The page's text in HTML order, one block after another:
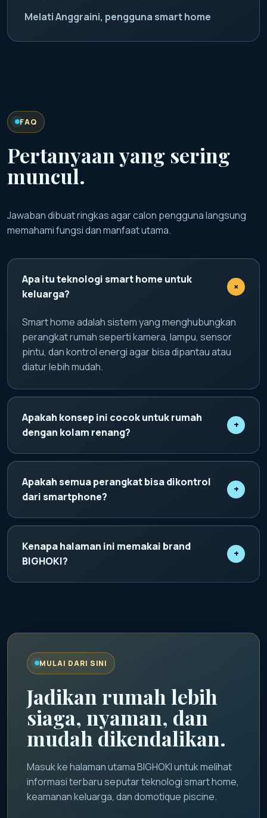
Melati Anggraini, pengguna smart home
FAQ
Pertanyaan yang sering
muncul.
Jawaban dibuat ringkas agar calon pengguna langsung
memahami fungsi dan manfaat utama.
Apa itu teknologi smart home untuk
keluarga?
+
Smart home adalah sistem yang menghubungkan
perangkat rumah seperti kamera, lampu, sensor
pintu, dan kontrol energi agar bisa dipantau atau
diatur lebih mudah.
Apakah konsep ini cocok untuk rumah
dengan kolam renang?
+
Ya. Konsep domotique piscine membantu pemilik
rumah memantau area kolam, pencahayaan, suhu,
dan kondisi air secara lebih praktis.
Apakah semua perangkat bisa dikontrol
dari smartphone?
+
Perangkat yang kompatibel dapat disatukan dalam
satu kontrol digital, sehingga pengguna bisa
memantau status rumah dan mengatur skenario
otomatis dari smartphone.
Kenapa halaman ini memakai brand
BIGHOKI?
+
modern.
MULAI DARI SINI
Jadikan rumah lebih
siaga, nyaman, dan
mudah dikendalikan.
Masuk ke halaman utama BIGHOKI untuk melihat
informasi terbaru seputar teknologi smart home,
keamanan keluarga, dan domotique piscine.